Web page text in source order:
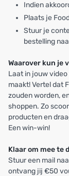
Indien
Plaats je
Stuur je
bestelling
Waarover kun je
Laat in jouw
maakt! Vertel dat
zouden worden,
shoppen. Zo
producten en
Een win-win!
Klaar om mee te
Stuur een mail
ontvang jij €50